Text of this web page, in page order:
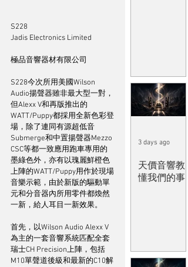
Jadis Electronics Limited
極品音響器材有限公司
S228今次所用美國Wilson
Audio揚聲器雖非最大型一對，
但Alexx V和再版推出的
WATT/Puppy都採用全新色彩登
場，除了連同有源超低音
Submerge和中置揚聲器Mezzo
CSC等都一致應用跑車專用的
墨綠色外，亦有以瑰麗鮮橙色
上陣的WATT/Puppy用作於現場
音樂示範，由於新版的驅動單
元和分音器內所用零件都煥然
一新，給人耳目一新效果。
首先，以Wilson Audio Alexx V
為主的一套音響系統匹配全套
瑞士CH Precision上陣，包括
M10單聲道後級和最新的C10解
天價音響教
懂我們的事
3 days ago